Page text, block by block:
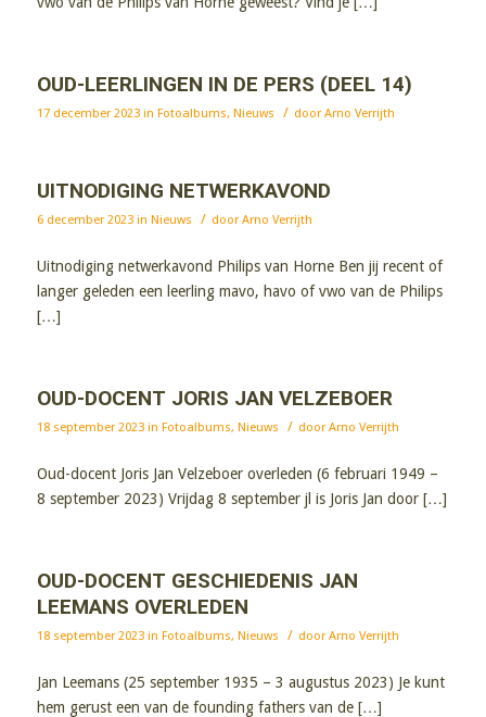
OUD-LEERLINGEN IN DE PERS (DEEL 14)
17 december 2023 in Fotoalbums, Nieuws / doorArno Verrijth
UITNODIGING NETWERKAVOND
6 december 2023 in Nieuws / doorArno Verrijth
Uitnodiging netwerkavond Philips van Horne Ben jij recent of
langer geleden een leerling mavo, havo of vwo van de Philips
[…]
OUD-DOCENT JORIS JAN VELZEBOER
18 september 2023 in Fotoalbums, Nieuws / doorArno Verrijth
Oud-docent Joris Jan Velzeboer overleden (6 februari 1949 –
8 september 2023) Vrijdag 8 september jl is Joris Jan door […]
OUD-DOCENT GESCHIEDENIS JAN
LEEMANS OVERLEDEN
18 september 2023 in Fotoalbums, Nieuws / doorArno Verrijth
Jan Leemans (25 september 1935 – 3 augustus 2023) Je kunt
hem gerust een van de founding fathers van de […]